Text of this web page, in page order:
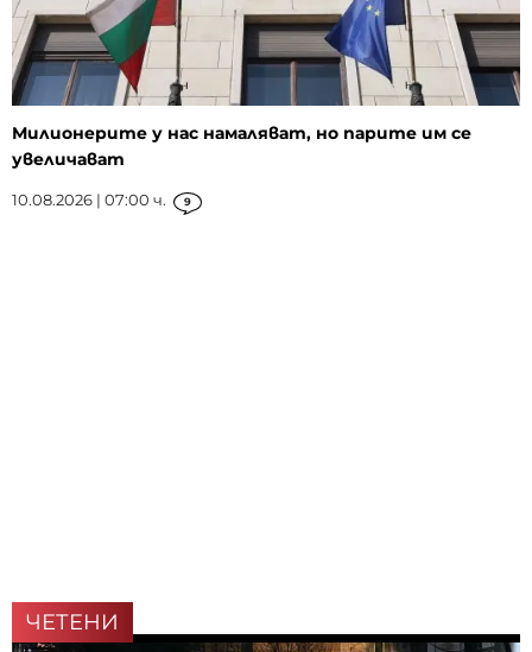
Милионерите у нас намаляват, но парите им се
увеличават
10.08.2026 | 07:00 ч. 9
ЧЕТЕНИ